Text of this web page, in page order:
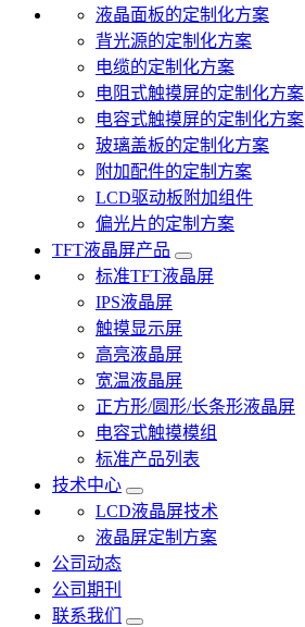
液晶面板的定制化方案
背光源的定制化方案
电缆的定制化方案
电阻式触摸屏的定制化方案
电容式触摸屏的定制化方案
玻璃盖板的定制化方案
附加配件的定制方案
LCD驱动板附加组件
偏光片的定制方案
TFT液晶屏产品
标准TFT液晶屏
IPS液晶屏
触摸显示屏
高亮液晶屏
宽温液晶屏
正方形/圆形/长条形液晶屏
电容式触摸模组
标准产品列表
技术中心
LCD液晶屏技术
液晶屏定制方案
公司动态
公司期刊
联系我们